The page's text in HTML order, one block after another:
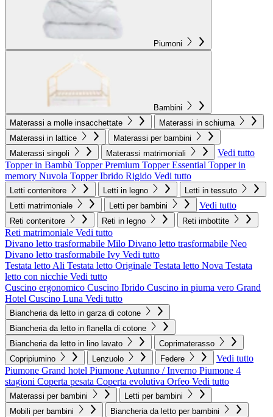
Piumoni
Bambini
Materassi a molle insacchettate
Materassi in schiuma
Materassi in lattice
Materassi per bambini
Materassi singoli
Materassi matrimoniali
Vedi tutto
Topper in Bambù Topper Premium Topper Essential Topper in
memory Nuvola Topper Ibrido Rigido Vedi tutto
Letti contenitore Letti in legno
Letti in tessuto
Letti matrimoniale
Letti per bambini Vedi tutto
Reti contenitore Reti in legno Reti imbottite
Reti matrimoniale Vedi tutto
Divano letto trasformabile Milo Divano letto trasformabile Neo
Divano letto trasformabile Ivy Vedi tutto
Testata letto Ali Testata letto Originale Testata letto Nova Testata
letto con nicchie Vedi tutto
Cuscino ergonomico Cuscino Ibrido Cuscino in piuma vero Grand
Hotel Cuscino Luna Vedi tutto
Biancheria da letto in garza di cotone
Biancheria da letto in flanella di cotone
Biancheria da letto in lino lavato
Coprimaterasso
Copripiumino
Lenzuolo Federe
Vedi tutto
Piumone Grand hotel Piumone Autunno / Inverno Piumone 4
stagioni Coperta pesata Coperta evolutiva Orfeo Vedi tutto
Materassi per bambini
Letti per bambini
Mobili per bambini
Biancheria da letto per bambini